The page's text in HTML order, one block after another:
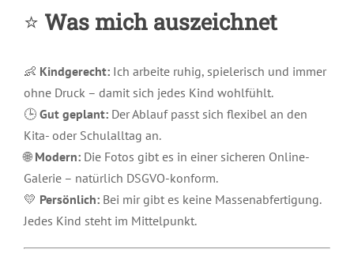
⭐ Was mich auszeichnet
👶 Kindgerecht:Ich arbeite ruhig, spielerisch und immer
ohne Druck – damit sich jedes Kind wohlfühlt.
🕒 Gut geplant:Der Ablauf passt sich flexibel an den
Kita- oder Schulalltag an.
🌐 Modern:Die Fotos gibt es in einer sicheren Online-
Galerie – natürlich DSGVO-konform.
💛 Persönlich:Bei mir gibt es keine Massenabfertigung.
Jedes Kind steht im Mittelpunkt.